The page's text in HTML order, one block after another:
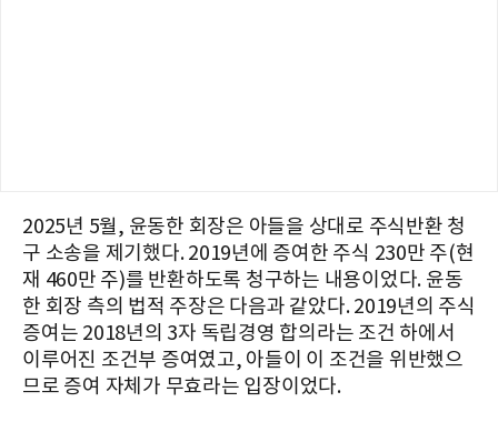
2025년 5월, 윤동한 회장은 아들을 상대로 주식반환 청
구 소송을 제기했다. 2019년에 증여한 주식 230만 주(현
재 460만 주)를 반환하도록 청구하는 내용이었다. 윤동
한 회장 측의 법적 주장은 다음과 같았다. 2019년의 주식
증여는 2018년의 3자 독립경영 합의라는 조건 하에서
이루어진 조건부 증여였고, 아들이 이 조건을 위반했으
므로 증여 자체가 무효라는 입장이었다.